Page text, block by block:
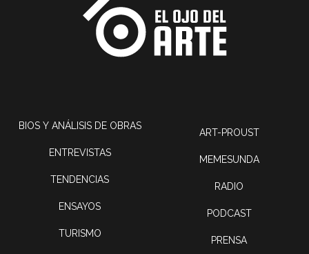
BIOS Y ANÁLISIS DE OBRAS
ENTREVISTAS
TENDENCIAS
ENSAYOS
TURISMO
ART-PROUST
MEMESUNDA
RADIO
PODCAST
PRENSA